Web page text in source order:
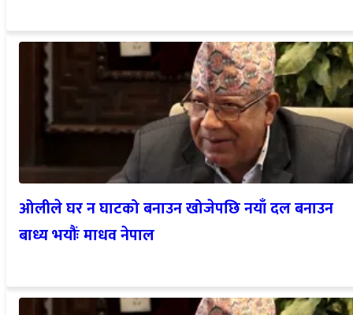
ओलीले घर न घाटको बनाउन खोजेपछि नयाँ दल बनाउन
बाध्य भयौंः माधव नेपाल